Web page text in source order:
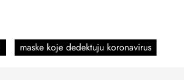
maske koje dedektuju koronavirus